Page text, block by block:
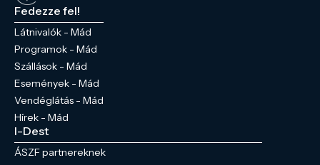
Fedezze fel!
Látnivalók - Mád
Programok - Mád
Szállások - Mád
Események - Mád
Vendéglátás - Mád
Hírek - Mád
I-Dest
ÁSZF partnereknek